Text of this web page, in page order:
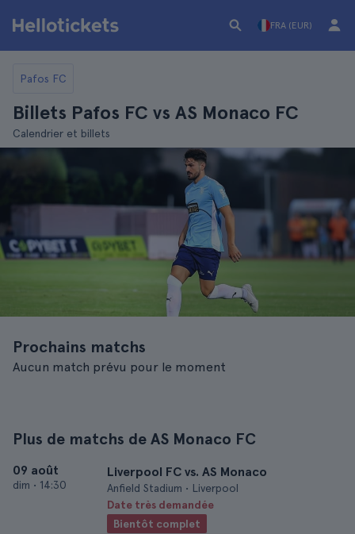
FRA (EUR)
Pafos FC
Billets Pafos FC vs AS Monaco FC
Calendrier et billets
Prochains matchs
Aucun match prévu pour le moment
Plus de matchs de AS Monaco FC
09 août
dim • 14:30
Liverpool FC vs. AS Monaco
Anfield Stadium • Liverpool
Date très demandée
Bientôt complet